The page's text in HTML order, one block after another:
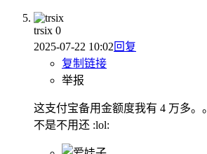
trsix 0
2025-07-22 10:02回复
复制链接
举报
这支付宝备用金额度我有 4 万多。
不是不用还 :lol: